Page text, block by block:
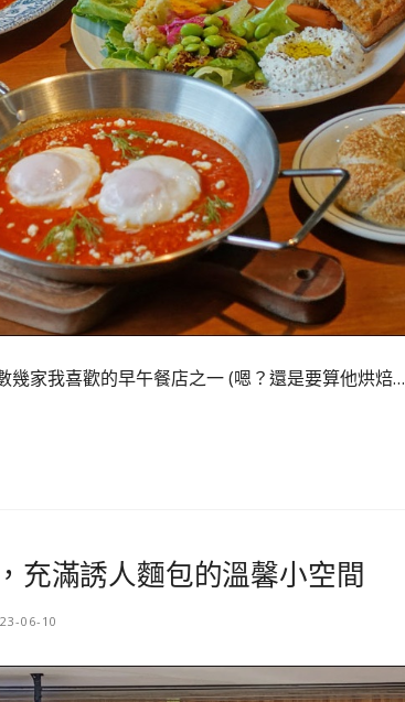
幾家我喜歡的早午餐店之一 (嗯？還是要算他烘焙…
充滿誘人麵包的溫馨小空間
06-10